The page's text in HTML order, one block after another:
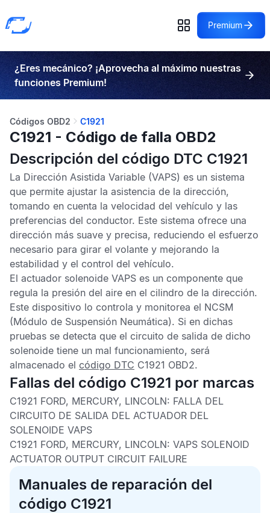
Premium
¿Eres mecánico? ¡Aprovecha al máximo nuestras
funciones Premium!
Códigos OBD2 C1921
C1921 - Código de falla OBD2
Descripción del código DTC C1921
La Dirección Asistida Variable (VAPS) es un sistema
que permite ajustar la asistencia de la dirección,
tomando en cuenta la velocidad del vehículo y las
preferencias del conductor. Este sistema ofrece una
dirección más suave y precisa, reduciendo el esfuerzo
necesario para girar el volante y mejorando la
estabilidad y el control del vehículo.
El actuador solenoide VAPS es un componente que
regula la presión del aire en el cilindro de la dirección.
Este dispositivo lo controla y monitorea el NCSM
(Módulo de Suspensión Neumática). Si en dichas
pruebas se detecta que el circuito de salida de dicho
solenoide tiene un mal funcionamiento, será
almacenado el código DTC C1921 OBD2.
Fallas del código C1921 por marcas
C1921 FORD, MERCURY, LINCOLN: FALLA DEL
CIRCUITO DE SALIDA DEL ACTUADOR DEL
SOLENOIDE VAPS
C1921 FORD, MERCURY, LINCOLN: VAPS SOLENOID
ACTUATOR OUTPUT CIRCUIT FAILURE
Manuales de reparación del
código C1921